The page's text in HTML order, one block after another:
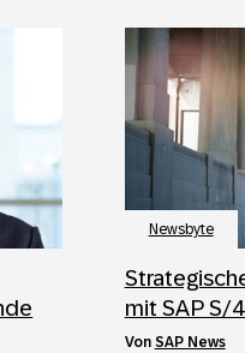
Newsbyte
mit SAP S/
von SAP News